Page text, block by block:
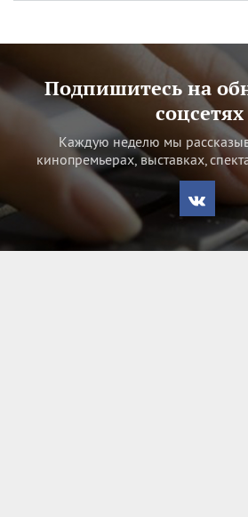
Подпишитесь на
соцсетях
Каждую неделю мы
кинопремьерах, выставках,